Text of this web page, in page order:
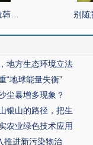
… 别随
地方生态环境立法
“地球能量失衡”
尘暴增多现象？
银山的路径，把生
农业绿色技术应用
推进新污染物治